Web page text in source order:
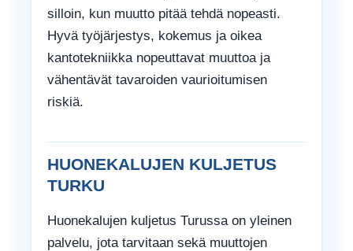
silloin, kun muutto pitää tehdä nopeasti.
Hyvä työjärjestys, kokemus ja oikea
kantotekniikka nopeuttavat muuttoa ja
vähentävät tavaroiden vaurioitumisen
riskiä.
HUONEKALUJEN KULJETUS
TURKU
Huonekalujen kuljetus Turussa on yleinen
palvelu, jota tarvitaan sekä muuttojen